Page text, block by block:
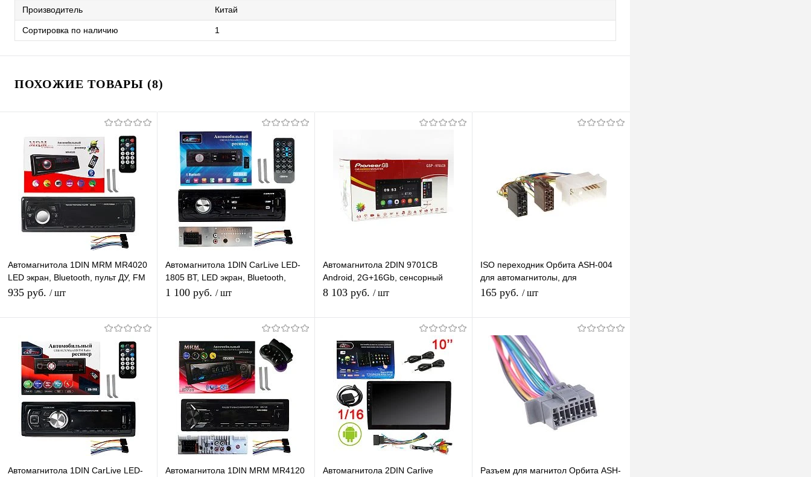
Производитель Китай
Сортировка по наличию 1
ПОХОЖИЕ ТОВАРЫ (8)
Автомагнитола 1DIN MRM MR4020
LED экран, Bluetooth, пульт ДУ, FM
радио, USB разъем, APS, 4*50 W
935 руб. / шт
Купить в 1 клик К сравнению
В избранное Под заказ
Автомагнитола 1DIN CarLive LED-
1805 BT, LED экран, Bluetooth,
пульт ДУ, FM радио, AUX, USB, APS
1 100 руб. / шт
Подписаться
Купить в 1 клик К сравнению
В избранное Под заказ
Автомагнитола 2DIN 9701CB
Android, 2G+16Gb, сенсорный
экран 7", APS
8 103 руб. / шт
Купить в 1 клик К сравнению
В избранное
ISO переходник Орбита ASH-004
для автомагнитолы, для
автомобилей HYUNDAI и KIA
165 руб. / шт
Купить в 1 клик
В избранное Под заказ
Автомагнитола 1DIN CarLive LED-
Автомагнитола 1DIN MRM MR4120
Автомагнитола 2DIN Carlive
Разъем для магнитол Орбита ASH-